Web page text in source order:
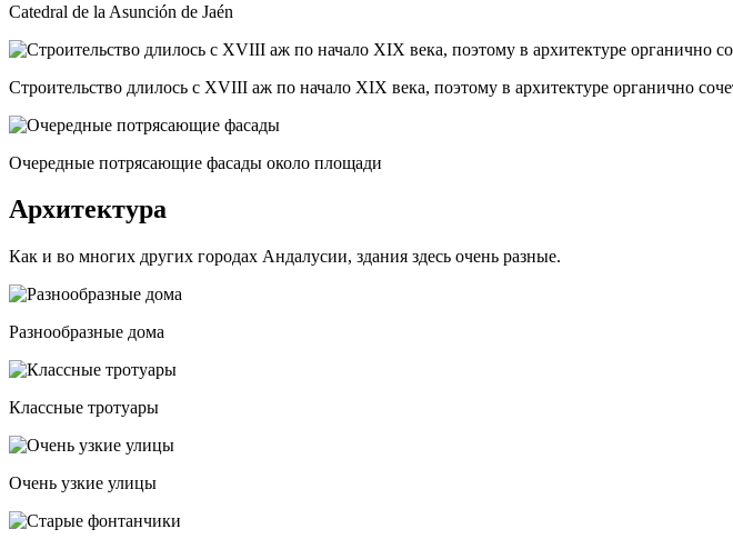
Catedral de la Asunción de Jaén
Строительство длилось с XVIII аж по начало XIX века, поэтому в архитектуре органично
Очередные потрясающие фасады около площади
Архитектура
Как и во многих других городах Андалусии, здания здесь очень разные.
Разнообразные дома
Классные тротуары
Очень узкие улицы